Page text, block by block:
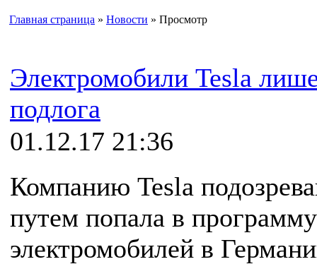
Главная страница » Новости » Просмотр
Электромобили Tesla
подлога
01.12.17 21:36
Компанию Tesla
путем попала в
электромобилей в